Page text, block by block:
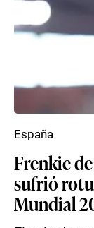
Frenkie
sufrió
Mundial
España